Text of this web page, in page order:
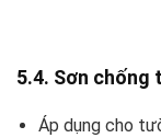
5.4. Sơn chống
Áp dụng cho